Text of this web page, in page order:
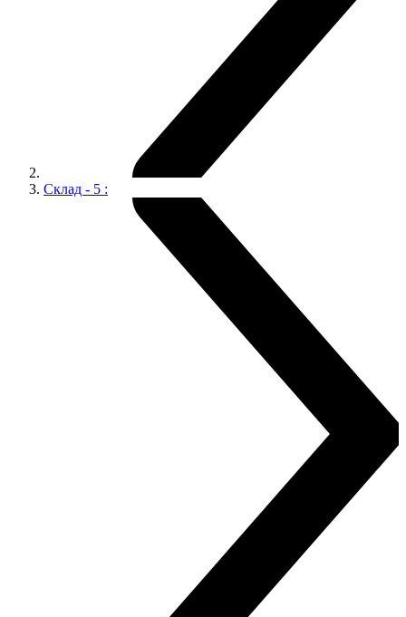
Склад - 5 :